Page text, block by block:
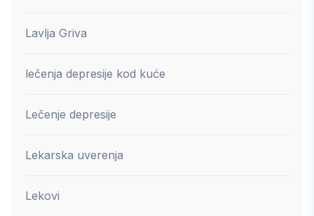
Lavlja Griva
lečenja depresije kod kuće
Lečenje depresije
Lekarska uverenja
Lekovi